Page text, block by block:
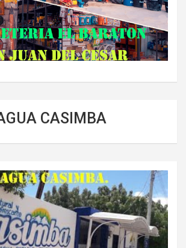
CASIMBA